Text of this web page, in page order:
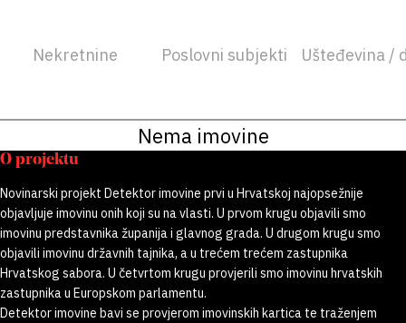
Nekretnine Poslovni subjekti Ušteđevina /
Nema imovine
O projektu
Novinarski projekt Detektor imovine prvi u Hrvatskoj najopsežnije
objavljuje imovinu onih koji su na vlasti. U prvom krugu objavili smo
imovinu predstavnika županija i glavnog grada. U drugom krugu smo
objavili imovinu državnih tajnika, a u trećem trećem zastupnika
Hrvatskog sabora. U četvrtom krugu provjerili smo imovinu hrvatskih
zastupnika u Europskom parlamentu.
Detektor imovine bavi se provjerom imovinskih kartica te traženjem